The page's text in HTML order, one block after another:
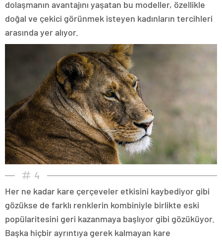
dolaşmanın avantajını yaşatan bu modeller, özellikle
doğal ve çekici görünmek isteyen kadınların tercihleri
arasında yer alıyor.
4
Her ne kadar kare çerçeveler etkisini kaybediyor gibi
gözükse de farklı renklerin kombiniyle birlikte eski
popülaritesini geri kazanmaya başlıyor gibi gözüküyor.
Başka hiçbir ayrıntıya gerek kalmayan kare